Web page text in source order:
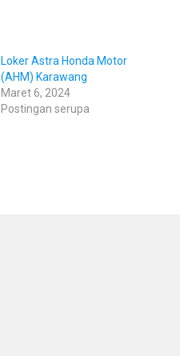
Loker Astra Honda Motor
(AHM) Karawang
Maret 6, 2024
Postingan serupa